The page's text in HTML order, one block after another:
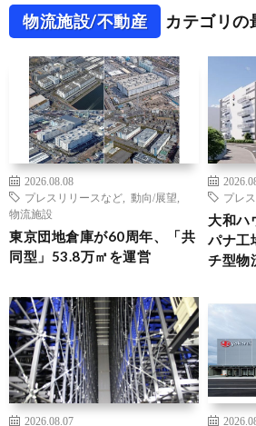
物流施設/不動産 カテゴリの
2026.08.08
プレスリリースなど
動向/展望
物流施設
東京団地倉庫が60周年、「共
同型」53.8万㎡を運営
プレ
大和ハ
パナ工
チ型物
2026.08.07